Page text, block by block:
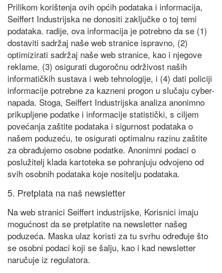
Prilikom korištenja ovih općih podataka i informacija,
Seiffert Industrijska ne donositi zaključke o toj temi
podataka. radije, ova informacija je potrebno da se (1)
dostaviti sadržaj naše web stranice ispravno, (2)
optimizirati sadržaj naše web stranice, kao i njegove
reklame, (3) osigurati dugoročnu održivost naših
informatičkih sustava i web tehnologije, i (4) dati policiji
informacije potrebne za kazneni progon u slučaju cyber-
napada. Stoga, Seiffert Industrijska analiza anonimno
prikupljene podatke i informacije statistički, s ciljem
povećanja zaštite podataka i sigurnost podataka o
našem poduzeću, te osigurati optimalnu razinu zaštite
za obrađujemo osobne podatke. Anonimni podaci o
poslužitelj klada kartoteka se pohranjuju odvojeno od
svih osobnih podataka koje nositelju podataka.
5. Pretplata na naš newsletter
Na web stranici Seiffert industrijske, Korisnici imaju
mogućnost da se pretplatite na newsletter našeg
poduzeća. Maska ulaz koristi za tu svrhu određuje što
se osobni podaci koji se šalju, kao i kad newsletter
naručuje iz regulatora.